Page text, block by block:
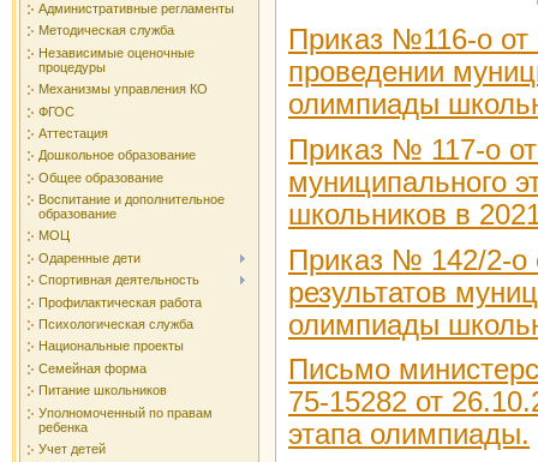
Административные регламенты
Методическая служба
Независимые оценочные
процедуры
Механизмы управления КО
ФГОС
Аттестация
Дошкольное образование
Общее образование
Воспитание и дополнительное
образование
МОЦ
Одаренные дети
Спортивная деятельность
Профилактическая работа
Психологическая служба
Национальные проекты
Семейная форма
Питание школьников
Уполномоченный по правам
ребенка
Учет детей
Приказ №116-о от
проведении
олимпиады
Приказ № 117-о
муниципального
школьников в
Приказ № 142/2-о
результатов
олимпиады
Письмо
75-15282 от
этапа олимпиады.